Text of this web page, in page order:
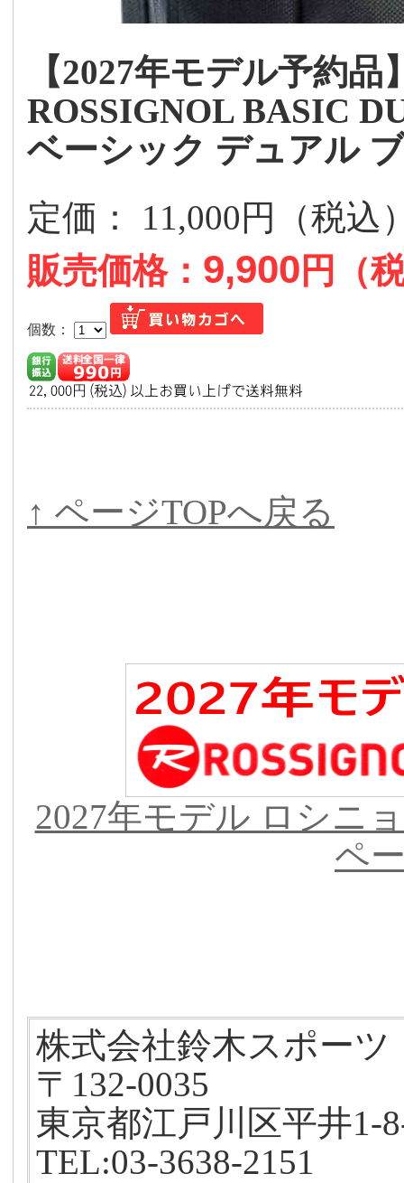
【2027年モデル予約品
ROSSIGNOL BASIC
ベーシック デュアル
定価： 11,000円（税込
販売価格： 9,900 円（
個数：
↑ ページTOPへ戻る
2027年モデル ロシニ
ペ
株式会社鈴木スポーツ
〒132-0035
東京都江戸川区平井1-
TEL:03-3638-2151